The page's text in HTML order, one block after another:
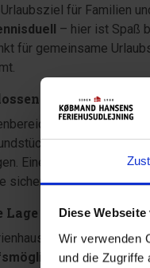
Diese
Wir verwenden
und die Zugriffe
für Familien
– hier ist Spaß
für gemeinsame
Terrasse und
erwarten dich
Hier kannst du
Eine
sicher nutzen können.
Lage in Houstrup
liegt ruhig in
erreichst